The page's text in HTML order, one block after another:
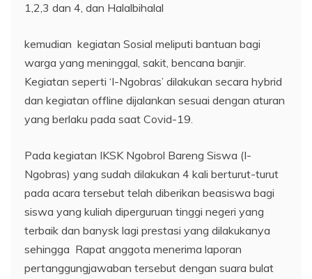
1,2,3 dan 4, dan Halalbihalal
kemudian kegiatan Sosial meliputi bantuan bagi
warga yang meninggal, sakit, bencana banjir.
Kegiatan seperti ‘I-Ngobras’ dilakukan secara hybrid
dan kegiatan offline dijalankan sesuai dengan aturan
yang berlaku pada saat Covid-19.
Pada kegiatan IKSK Ngobrol Bareng Siswa (I-
Ngobras) yang sudah dilakukan 4 kali berturut-turut
pada acara tersebut telah diberikan beasiswa bagi
siswa yang kuliah diperguruan tinggi negeri yang
terbaik dan banysk lagi prestasi yang dilakukanya
sehingga Rapat anggota menerima laporan
pertanggungjawaban tersebut dengan suara bulat